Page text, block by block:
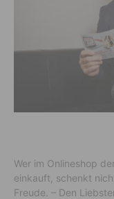
Wer im Onlineshop
einkauft, schenkt
Freude. – Den